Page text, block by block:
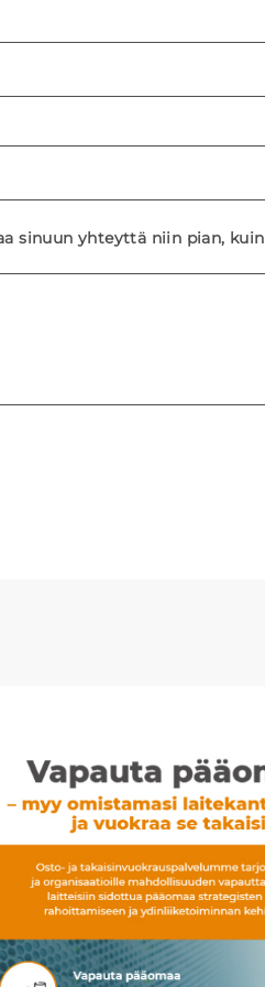
sinuun yhteyttä niin pian, kuin